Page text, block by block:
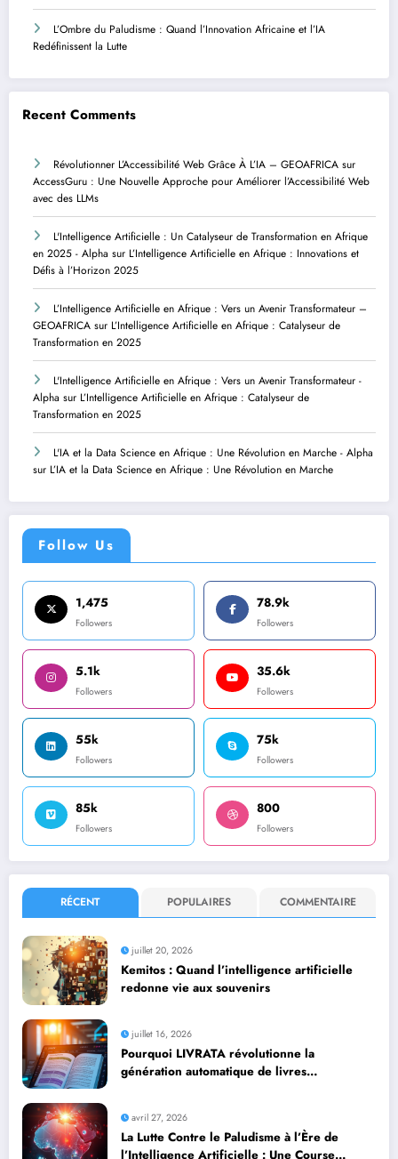
L’Ombre du Paludisme : Quand l’Innovation Africaine et l’IA
Redéfinissent la Lutte
Recent Comments
Révolutionner L’Accessibilité Web Grâce À L’IA – GEOAFRICA sur
AccessGuru : Une Nouvelle Approche pour Améliorer l’Accessibilité Web
avec des LLMs
L'Intelligence Artificielle : Un Catalyseur de Transformation en Afrique
en 2025 - Alpha sur L’Intelligence Artificielle en Afrique : Innovations et
Défis à l’Horizon 2025
L’Intelligence Artificielle en Afrique : Vers un Avenir Transformateur –
GEOAFRICA sur L’Intelligence Artificielle en Afrique : Catalyseur de
Transformation en 2025
L'Intelligence Artificielle en Afrique : Vers un Avenir Transformateur -
Alpha sur L’Intelligence Artificielle en Afrique : Catalyseur de
Transformation en 2025
L'IA et la Data Science en Afrique : Une Révolution en Marche - Alpha
sur L’IA et la Data Science en Afrique : Une Révolution en Marche
Follow Us
1,475
Followers
78.9k
Followers
5.1k
Followers
35.6k
Followers
55k
Followers
75k
Followers
85k
Followers
800
Followers
RÉCENT POPULAIRES COMMENTAIRE
juillet 20, 2026
Kemitos : Quand l’intelligence artificielle
redonne vie aux souvenirs
juillet 16, 2026
Pourquoi LIVRATA révolutionne la
génération automatique de livres
avril 27, 2026
La Lutte Contre le Paludisme à l’Ère de
l’Intelligence Artificielle : Une Course